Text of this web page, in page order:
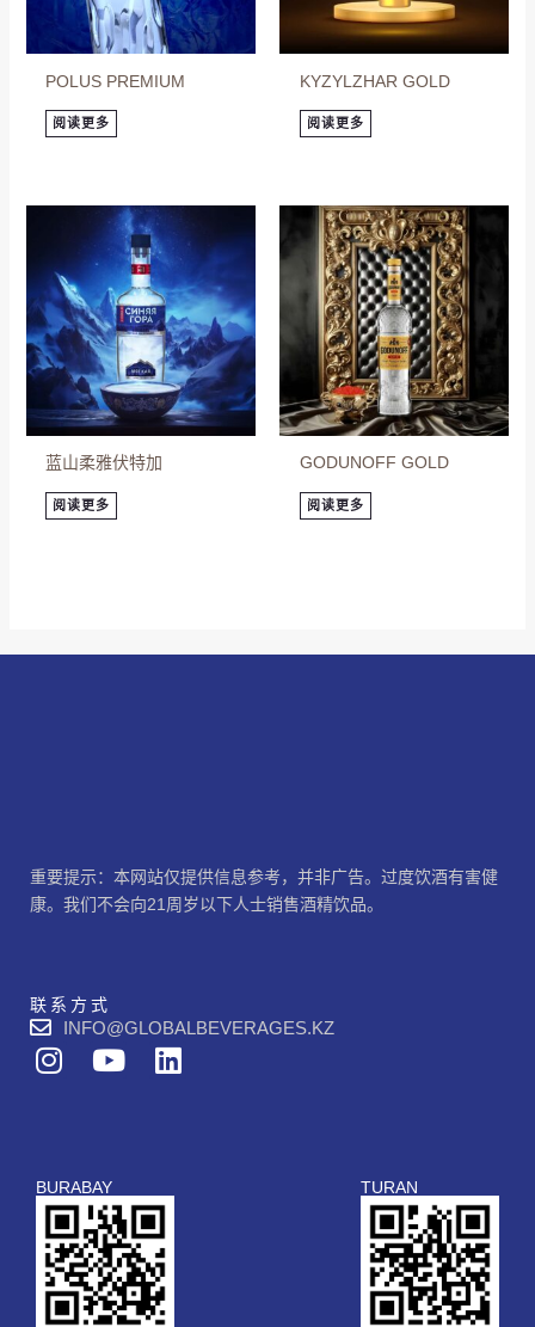
POLUS PREMIUM
阅读更多
KYZYLZHAR GOLD
阅读更多
蓝山柔雅伏特加
阅读更多
GODUNOFF GOLD
阅读更多
重要提示：本网站仅提供信息参考，并非广告。过度饮酒有害健
康。我们不会向21周岁以下人士销售酒精饮品。
联系方式
INFO@GLOBALBEVERAGES.KZ
I
n
a
g
r
a
m
Y
u
b
e
L
i
d
BURABAY TURAN